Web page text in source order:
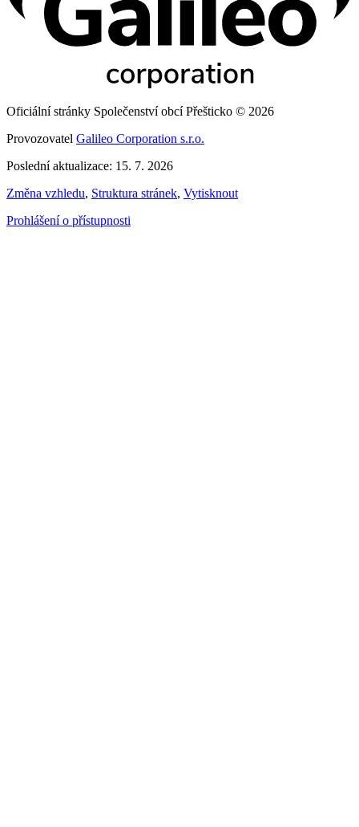
Oficiální stránky Společenství obcí Přešticko © 2026
Provozovatel Galileo Corporation s.r.o.
Poslední aktualizace: 15. 7. 2026
Změna vzhledu, Struktura stránek, Vytisknout
Prohlášení o přístupnosti